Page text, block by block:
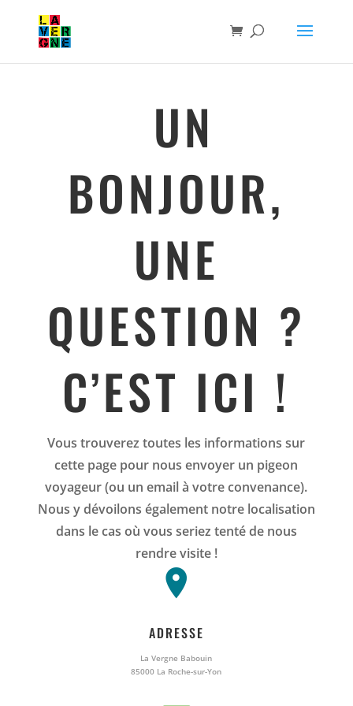
UN
BONJOUR,
UNE
QUESTION ?
C’EST ICI !
Vous trouverez toutes les informations sur
cette page pour nous envoyer un pigeon
voyageur (ou un email à votre convenance).
Nous y dévoilons également notre localisation
dans le cas où vous seriez tenté de nous
rendre visite !
ADRESSE
La Vergne Babouin
85000 La Roche-sur-Yon